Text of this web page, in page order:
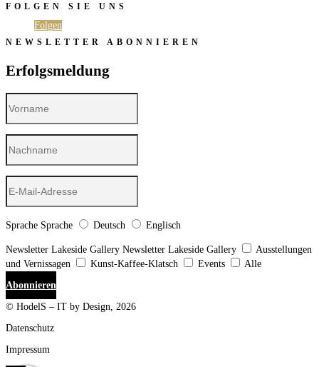
FOLGEN SIE UNS
Folgen
NEWSLETTER ABONNIEREN
Erfolgsmeldung
Sprache Sprache Deutsch Englisch
Newsletter Lakeside Gallery Newsletter Lakeside Gallery
Ausstellungen
und Vernissagen
Kunst-Kaffee-Klatsch Events
Alle
Abonnieren
© HodelS – IT by Design, 2026
Datenschutz
Impressum